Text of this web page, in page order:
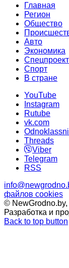
Главная
Регион
Общество
Авто
Экономика
Cпорт
В стране
YouTube
Instagram
Rutube
vk.com
Threads
Viber
Telegram
RSS
файлов cookies
©
Разработка и
Back to top button